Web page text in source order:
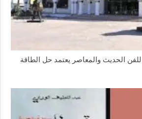
الحديث والمعاصر يعتمد حل الطاقة